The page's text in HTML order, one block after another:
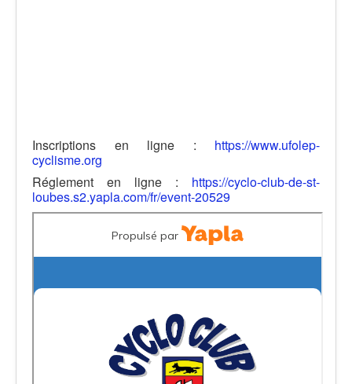
Inscriptions en ligne : https://www.ufolep-
cyclisme.org
Réglement en ligne : https://cyclo-club-de-st-
loubes.s2.yapla.com/fr/event-20529